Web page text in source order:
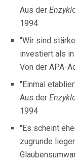
Aus der
1994
"Wir sind
investiert als
Von der APA-
"Einmal
Aus der
1994
"Es scheint
zugrunde